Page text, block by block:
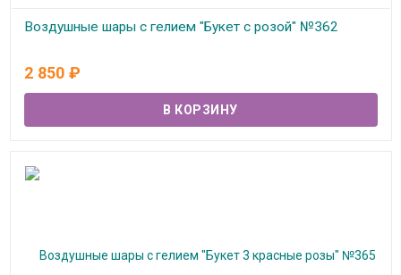
Воздушные шары с гелием "Букет с розой" №362
2 850 ₽